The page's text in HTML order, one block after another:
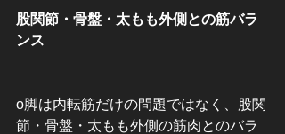
股関節・骨盤・太もも外側との筋バラ
ンス
o脚は内転筋だけの問題ではなく、股関
節・骨盤・太もも外側の筋肉とのバラ